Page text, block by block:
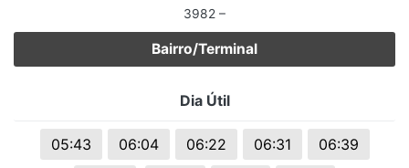
3982 –
Bairro/Terminal
Dia Útil
05:43 06:04 06:22 06:31
06:39